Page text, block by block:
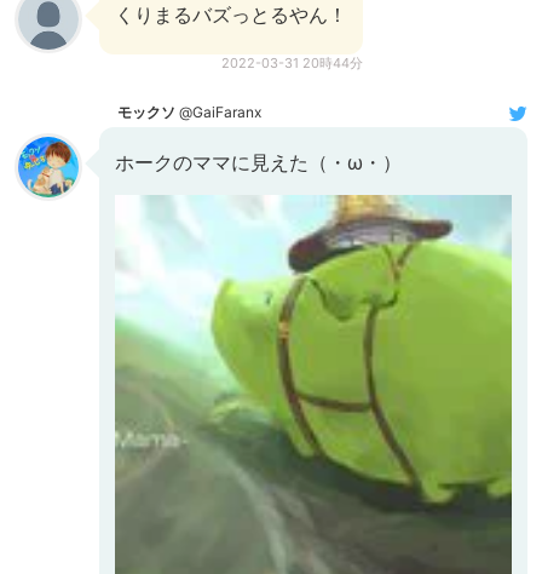
くりまるバズっとるやん！
2022-03-31 20時44分
モックソ @GaiFaranx
ホークのママに見えた（・ω・）